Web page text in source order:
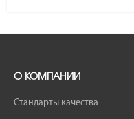
О КОМПАНИИ
Стандарты качества